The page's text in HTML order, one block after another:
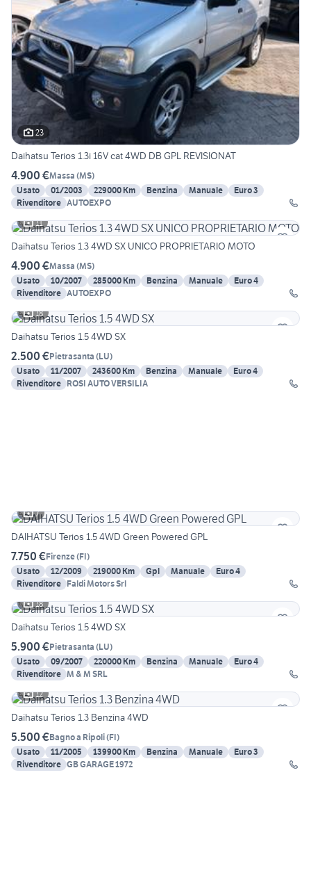
23
Daihatsu Terios 1.3i 16V cat 4WD DB GPL REVISIONAT
4.900 €Massa (MS)
Usato
01/2003 229000 Km Benzina Manuale
Euro 3
Rivenditore AUTOEXPO
11
Daihatsu Terios 1.3 4WD SX UNICO PROPRIETARIO MOTO
4.900 €Massa (MS)
Usato
10/2007 285000 Km Benzina Manuale
Euro 4
Rivenditore AUTOEXPO
18
Daihatsu Terios 1.5 4WD SX
2.500 €Pietrasanta (LU)
Usato
11/2007 243600 Km Benzina Manuale
Euro 4
Rivenditore ROSI AUTO VERSILIA
7
DAIHATSU Terios 1.5 4WD Green Powered GPL
7.750 €Firenze(FI)
Usato
12/2009 219000 Km Gpl Manuale
Euro 4
Rivenditore Faldi Motors Srl
18
Daihatsu Terios 1.5 4WD SX
5.900 €Pietrasanta (LU)
Usato
09/2007 220000 Km Benzina Manuale
Euro 4
Rivenditore M & M SRL
12
Daihatsu Terios 1.3 Benzina 4WD
5.500 €Bagno a Ripoli(FI)
Usato
11/2005 139900 Km Benzina Manuale
Euro 3
Rivenditore GB GARAGE 1972